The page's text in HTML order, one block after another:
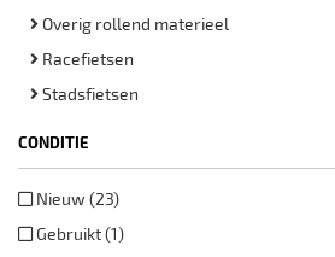
Overig rollend materieel
Racefietsen
Stadsfietsen
CONDITIE
Nieuw (23)
Gebruikt (1)